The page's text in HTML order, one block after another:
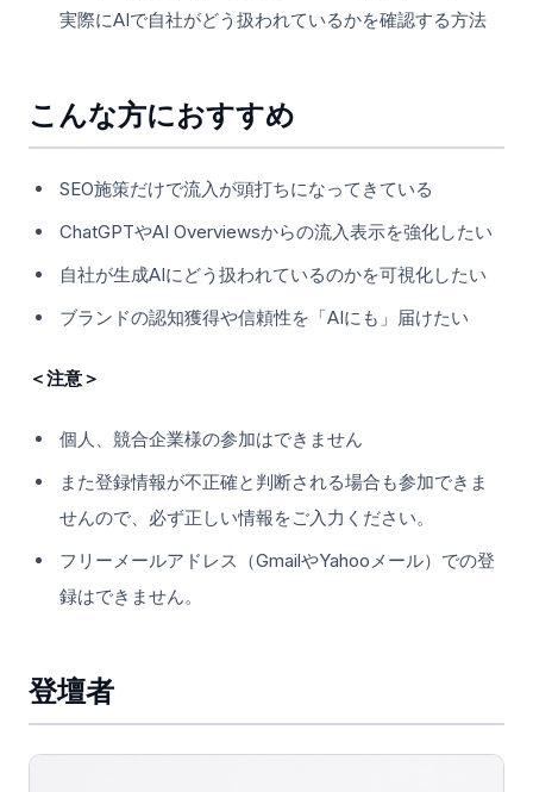
実際にAIで自社がどう扱われているかを確認する方法
こんな方におすすめ
SEO施策だけで流入が頭打ちになってきている
ChatGPTやAI Overviewsからの流入表示を強化したい
自社が生成AIにどう扱われているのかを可視化したい
ブランドの認知獲得や信頼性を「AIにも」届けたい
＜注意＞
個人、競合企業様の参加はできません
また登録情報が不正確と判断される場合も参加できま
せんので、必ず正しい情報をご入力ください。
フリーメールアドレス（GmailやYahooメール）での登
録はできません。
登壇者